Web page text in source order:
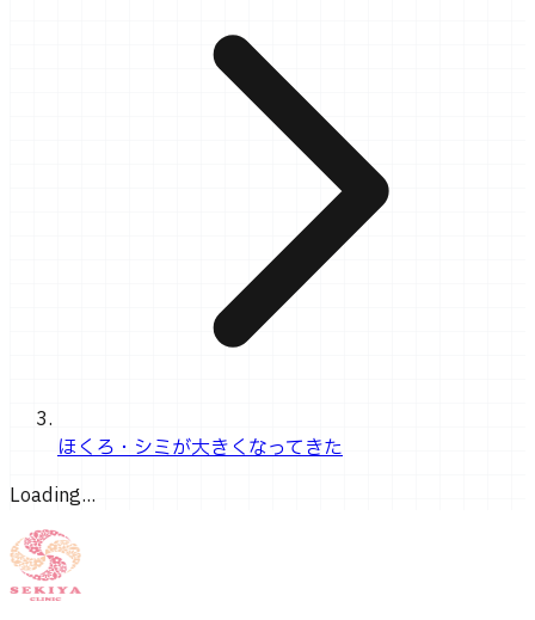
ほくろ・シミが大きくなってきた
Loading...